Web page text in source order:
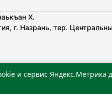
Х.
г. Назрань, тер.
чIоагIдаьд бувзамеи, хоам
и сервис Яндекс.Метрика